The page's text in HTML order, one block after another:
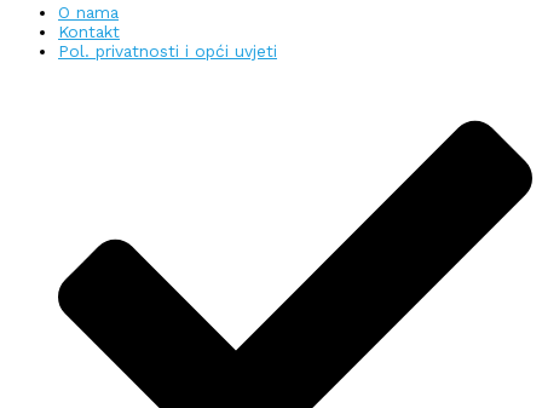
O nama
Kontakt
Pol. privatnosti i opći uvjeti